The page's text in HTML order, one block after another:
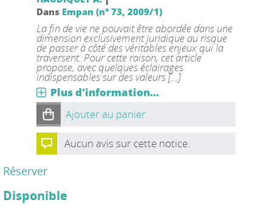
Dans Empan (n° 73, 2009/1)
La fin de vie ne pouvait être abordée dans une
dimension exclusivement juridique au risque
de passer à côté des véritables enjeux qui la
traversent. Pour cette raison, cet article
propose, avec quelques éclairages
indispensables sur des valeurs [...]
Plus d'information...
Ajouter au panier
Aucun avis sur cette notice.
Réserver
Disponible